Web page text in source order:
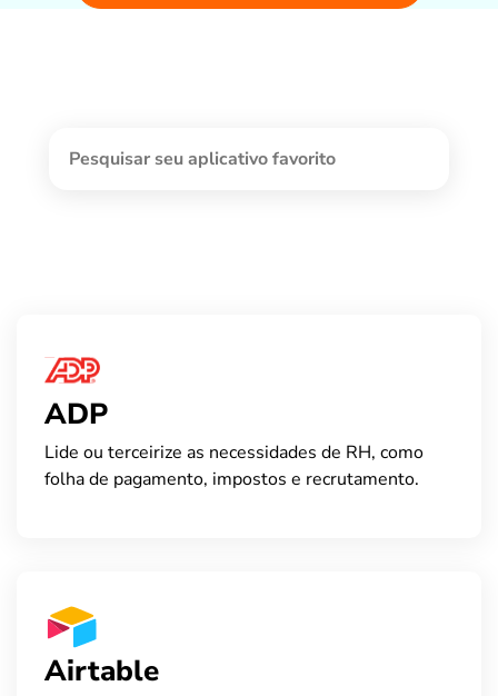
ADP
Lide ou terceirize as necessidades de RH, como
folha de pagamento, impostos e recrutamento.
Airtable